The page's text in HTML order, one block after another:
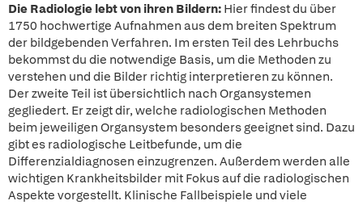
Die Radiologie lebt von ihren Bildern: Hier findest du über
1750 hochwertige Aufnahmen aus dem breiten Spektrum
der bildgebenden Verfahren. Im ersten Teil des Lehrbuchs
bekommst du die notwendige Basis, um die Methoden zu
verstehen und die Bilder richtig interpretieren zu können.
Der zweite Teil ist übersichtlich nach Organsystemen
gegliedert. Er zeigt dir, welche radiologischen Methoden
beim jeweiligen Organsystem besonders geeignet sind. Dazu
gibt es radiologische Leitbefunde, um die
Differenzialdiagnosen einzugrenzen. Außerdem werden alle
wichtigen Krankheitsbilder mit Fokus auf die radiologischen
Aspekte vorgestellt. Klinische Fallbeispiele und viele